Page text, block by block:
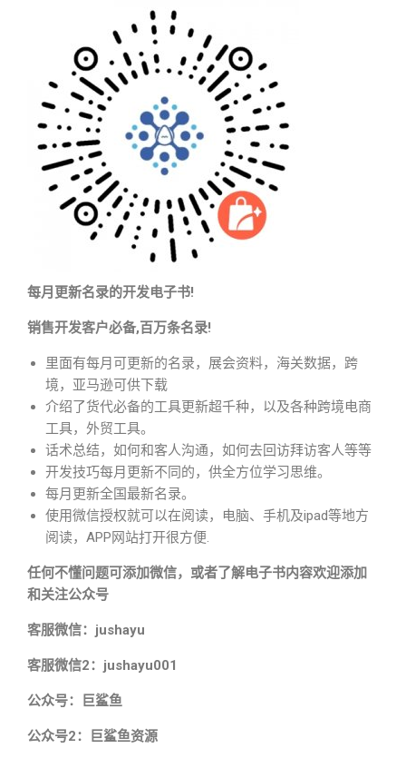
每月更新名录的开发电子书!
销售开发客户必备,百万条名录!
里面有每月可更新的名录，展会资料，海关数据，跨
境，亚马逊可供下载
介绍了货代必备的工具更新超千种，以及各种跨境电商
工具，外贸工具。
话术总结，如何和客人沟通，如何去回访拜访客人等等
开发技巧每月更新不同的，供全方位学习思维。
每月更新全国最新名录。
使用微信授权就可以在阅读，电脑、手机及ipad等地方
阅读，APP网站打开很方便.
任何不懂问题可添加微信，或者了解电子书内容欢迎添加
和关注公众号
客服微信：jushayu
客服微信2：jushayu001
公众号：巨鲨鱼
公众号2：巨鲨鱼资源